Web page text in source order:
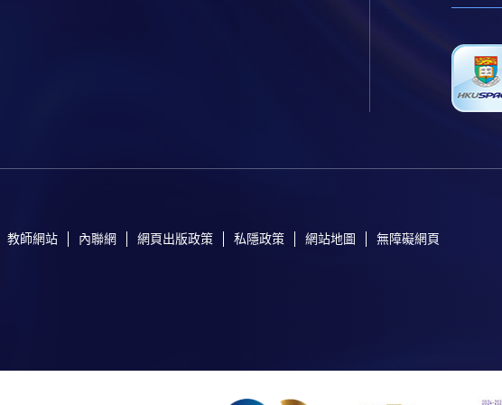
教師網站 內聯網 網頁出版政策 私隱政策 網站地圖 無障礙網頁